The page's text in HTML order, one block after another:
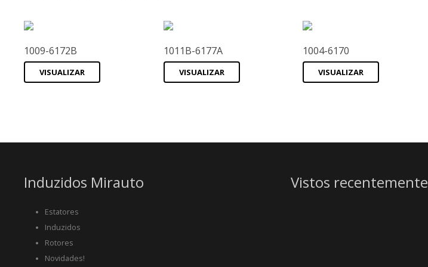
1009-6172B
VISUALIZAR
1011B-6177A
VISUALIZAR
1004-6170
VISUALIZAR
Induzidos Mirauto
Estatores
Induzidos
Rotores
Novidades!
Vistos recentemente